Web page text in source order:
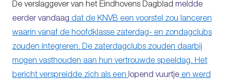
De verslaggever van het Eindhovens Dagblad meldde
eerder vandaag dat de KNVB een voorstel zou lanceren
waarin vanaf de hoofdklasse zaterdag- en zondagclubs
zouden integreren. De zaterdagclubs zouden daarbij
mogen vasthouden aan hun vertrouwde speeldag. Het
bericht verspreidde zich als een lopend vuurtje en werd